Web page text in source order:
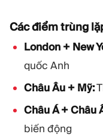
Các điểm trùng
London + New
quốc Anh
Châu Âu + Mỹ:
Châu Á + Châu
biến động